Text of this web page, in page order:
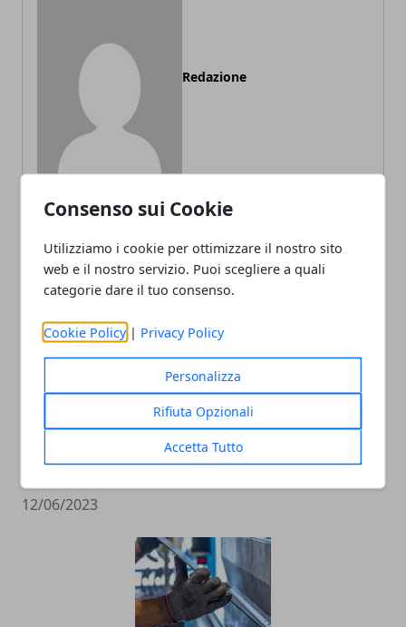
Consenso sui Cookie
Utilizziamo i cookie per ottimizzare il nostro sito
web e il nostro servizio. Puoi scegliere a quali
categorie dare il tuo consenso.
Cookie Policy | Privacy Policy
Personalizza
Rifiuta Opzionali
Accetta Tutto
Redazione
ARTICOLI CORRELATI
Affitti alle stelle a Zurigo per via di
Google
12/06/2023